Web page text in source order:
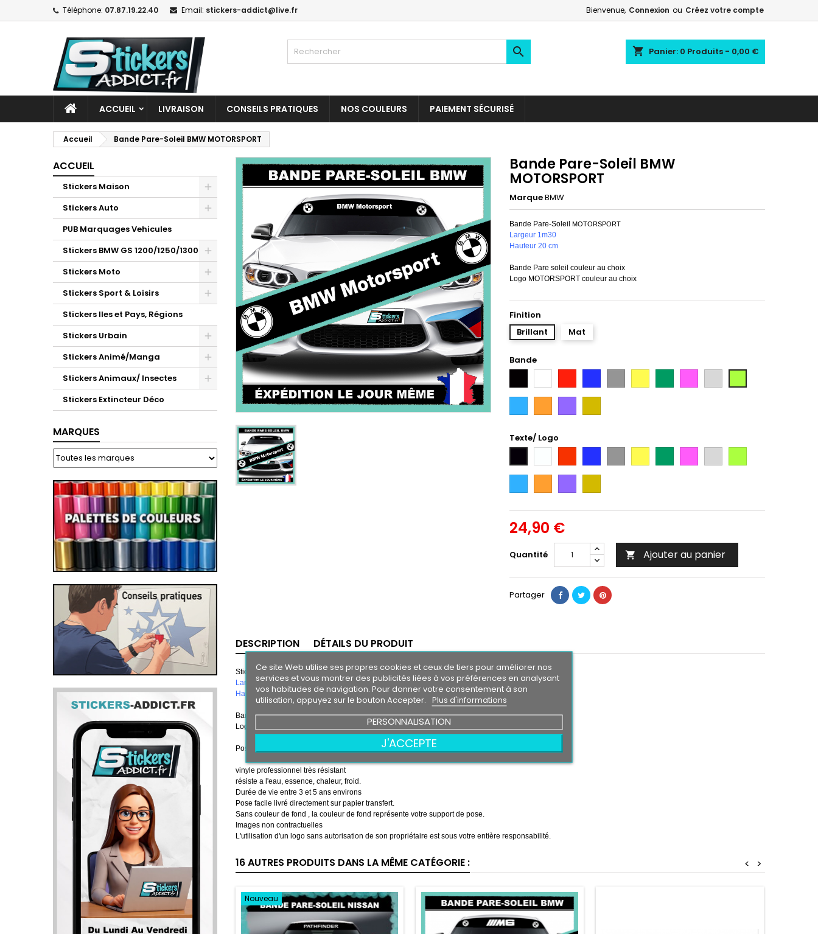
Téléphone: 07.87.19.22.40 Email: stickers-addict@live.fr Bienvenue, Connexion ou Créez votre compte
shopping_cart Panier: 0 Produits - 0,00 €

ACCUEIL LIVRAISON CONSEILS PRATIQUES NOS COULEURS PAIEMENT SÉCURISÉ
Accueil Bande Pare-Soleil BMW MOTORSPORT
ACCUEIL
Stickers Maison
Stickers Auto
PUB Marquages Vehicules
Stickers BMW GS 1200/1250/1300
Stickers Moto
Stickers Sport & Loisirs
Stickers Iles et Pays, Régions
Stickers Urbain
Stickers Animé/Manga
Stickers Animaux/ Insectes
Stickers Extincteur Déco
MARQUES
Bande Pare-Soleil BMW
MOTORSPORT
MarqueBMW
Bande Pare-Soleil MOTORSPORT
Largeur 1m30
Hauteur 20 cm
Bande Pare soleil couleur au choix
Logo MOTORSPORT couleur au choix
Finition
Brillant
Mat
Bande
ArgentCitron
Intense
Texte/ Logo
ArgentCitron
Intense
24,90 €
Quantité  Ajouter au panier
Partager
DESCRIPTION DÉTAILS DU PRODUIT
Stickers Bande Pare-SoleilMOTORSPORT
Largeur 1m30
Hauteur 20 cm
Bande Pare soleil couleur au choix
Logo MOTORSPORT couleur au choix
Pose en 2 temps ( pose de la bande, puis pose du logo sur la bande )
vinyle professionnel très résistant
résiste a l'eau, essence, chaleur, froid.
Durée de vie entre 3 et 5 ans environs
Pose facile livré directement sur papier transfert.
Sans couleur de fond , la couleur de fond représente votre support de pose.
Images non contractuelles
L'utilisation d'un logo sans autorisation de son propriétaire est sous votre entière responsabilité.
16 AUTRES PRODUITS DANS LA MÊME CATÉGORIE : >
<
Nouveau
Ce site Web utilise ses propres cookies et ceux de tiers pour améliorer nos
services et vous montrer des publicités liées à vos préférences en analysant
vos habitudes de navigation. Pour donner votre consentement à son
utilisation, appuyez sur le bouton Accepter. Plus d'informations
PERSONNALISATION
J'ACCEPTE